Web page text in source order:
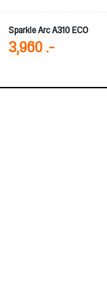
Sparkle Arc A310 ECO
3,960 .-